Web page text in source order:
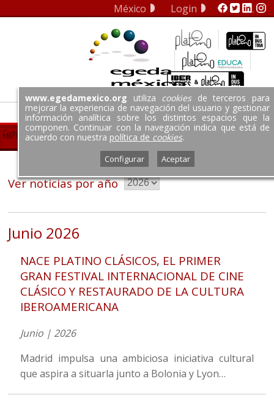
www.egedamexico.org utiliza cookiesde terceros para
mejorar la experiencia de navegación del usuario y gestionar
información analítica sobre los distintos espacios que la
componen. Continuar con la navegación indica que está de
acuerdo con nuestra política de cookies.
Configurar Aceptar
Login
México
EGEDA Argentina
EGEDA Brasil
EGEDA Chile
EGEDA Colombia
EGEDA Dominicana
EGEDA Ecuador
EGEDA España
EGEDA México
EGEDA Panamá
EGEDA Perú
EGEDA Uruguay
Conoce EGEDA México S.G.C.
Quiénes somos EGEDA MÉXICO Internacional
Publicaciones
Noticias Licencias Soluciones
Hoteleras Automotrices Hospitales
Espacios Culturales
Licencias Digitales
Folleto informativo
Platino Educa
Marco Legal Tarifas Repertorio Socios
Información para socios
Contacto
Noticias
Ver noticias por año
Junio 2026
NACE PLATINO CLÁSICOS, EL PRIMER
GRAN FESTIVAL INTERNACIONAL DE CINE
CLÁSICO Y RESTAURADO DE LA CULTURA
IBEROAMERICANA
Junio | 2026
Madrid impulsa una ambiciosa iniciativa cultural
que aspira a situarla junto a Bolonia y Lyon…